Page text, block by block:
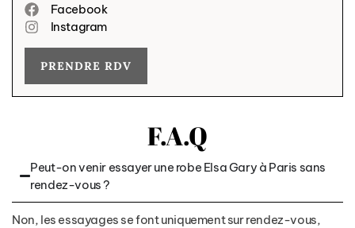
Facebook
Instagram
PRENDRE RDV
F.A.Q
Peut-on venir essayer une robe Elsa Gary à Paris sans
rendez-vous ?
Non, les essayages se font uniquement sur rendez-vous,